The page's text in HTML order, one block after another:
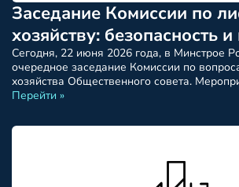
Заседание Комиссии по
хозяйству: безопасность
стандарты
Сегодня, 22 июня 2026 года, в Минстрое
очередное заседание Комиссии по
хозяйства Общественного совета.
председательством Оганеса Горояна при
Ересько и ответственного секретаря
саморегулирования (СРО) для
Перейти »